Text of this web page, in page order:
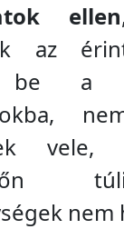
ellen
az
be a
vele,
nem